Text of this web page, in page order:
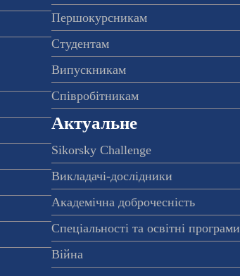
Першокурсникам
Студентам
Випускникам
Співробітникам
Актуальне
Sikorsky Challenge
Викладачі-дослідники
Академічна доброчесність
Спеціальності та освітні програми
Війна